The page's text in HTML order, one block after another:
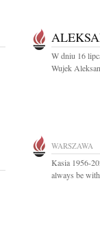
W dniu 16
Wujek
WARSZAWA
Kasia 1956-
always be